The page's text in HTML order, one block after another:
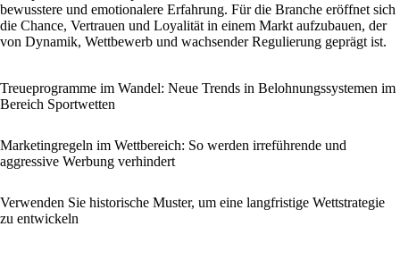
bewusstere und emotionalere Erfahrung. Für die Branche eröffnet sich
die Chance, Vertrauen und Loyalität in einem Markt aufzubauen, der
von Dynamik, Wettbewerb und wachsender Regulierung geprägt ist.
Treueprogramme im Wandel: Neue Trends in Belohnungssystemen im
Bereich Sportwetten
Marketingregeln im Wettbereich: So werden irreführende und
aggressive Werbung verhindert
Verwenden Sie historische Muster, um eine langfristige Wettstrategie
zu entwickeln